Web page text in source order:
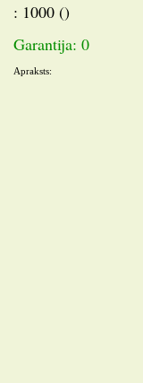
: 1000 ()
Garantija: 0
Apraksts: